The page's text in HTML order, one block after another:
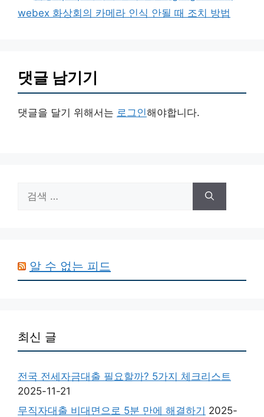
webex 화상회의 카메라 인식 안될 때 조치 방법
댓글 남기기
댓글을 달기 위해서는 로그인해야합니다.
색:
알 수 없는 피드
최신 글
전국 전세자금대출 필요할까? 5가지 체크리스트
2025-11-21
무직자대출 비대면으로 5분 만에 해결하기 2025-